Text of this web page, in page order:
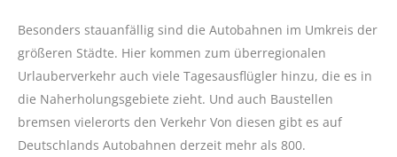
Besonders stauanfällig sind die Autobahnen im Umkreis der
größeren Städte. Hier kommen zum überregionalen
Urlauberverkehr auch viele Tagesausflügler hinzu, die es in
die Naherholungsgebiete zieht. Und auch Baustellen
bremsen vielerorts den Verkehr Von diesen gibt es auf
Deutschlands Autobahnen derzeit mehr als 800.